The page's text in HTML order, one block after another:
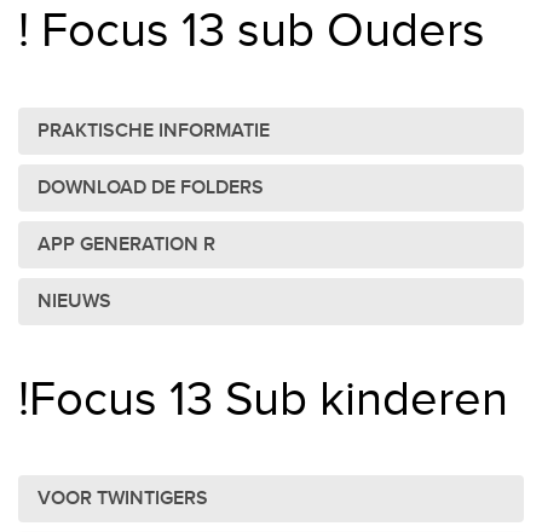
! Focus 13 sub Ouders
PRAKTISCHE INFORMATIE
DOWNLOAD DE FOLDERS
APP GENERATION R
NIEUWS
!Focus 13 Sub kinderen
VOOR TWINTIGERS